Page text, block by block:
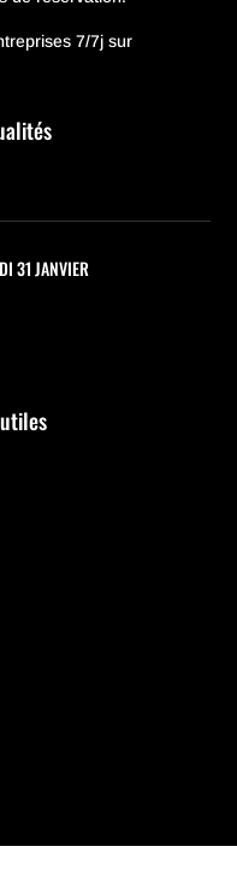
7/7j sur
31 JANVIER